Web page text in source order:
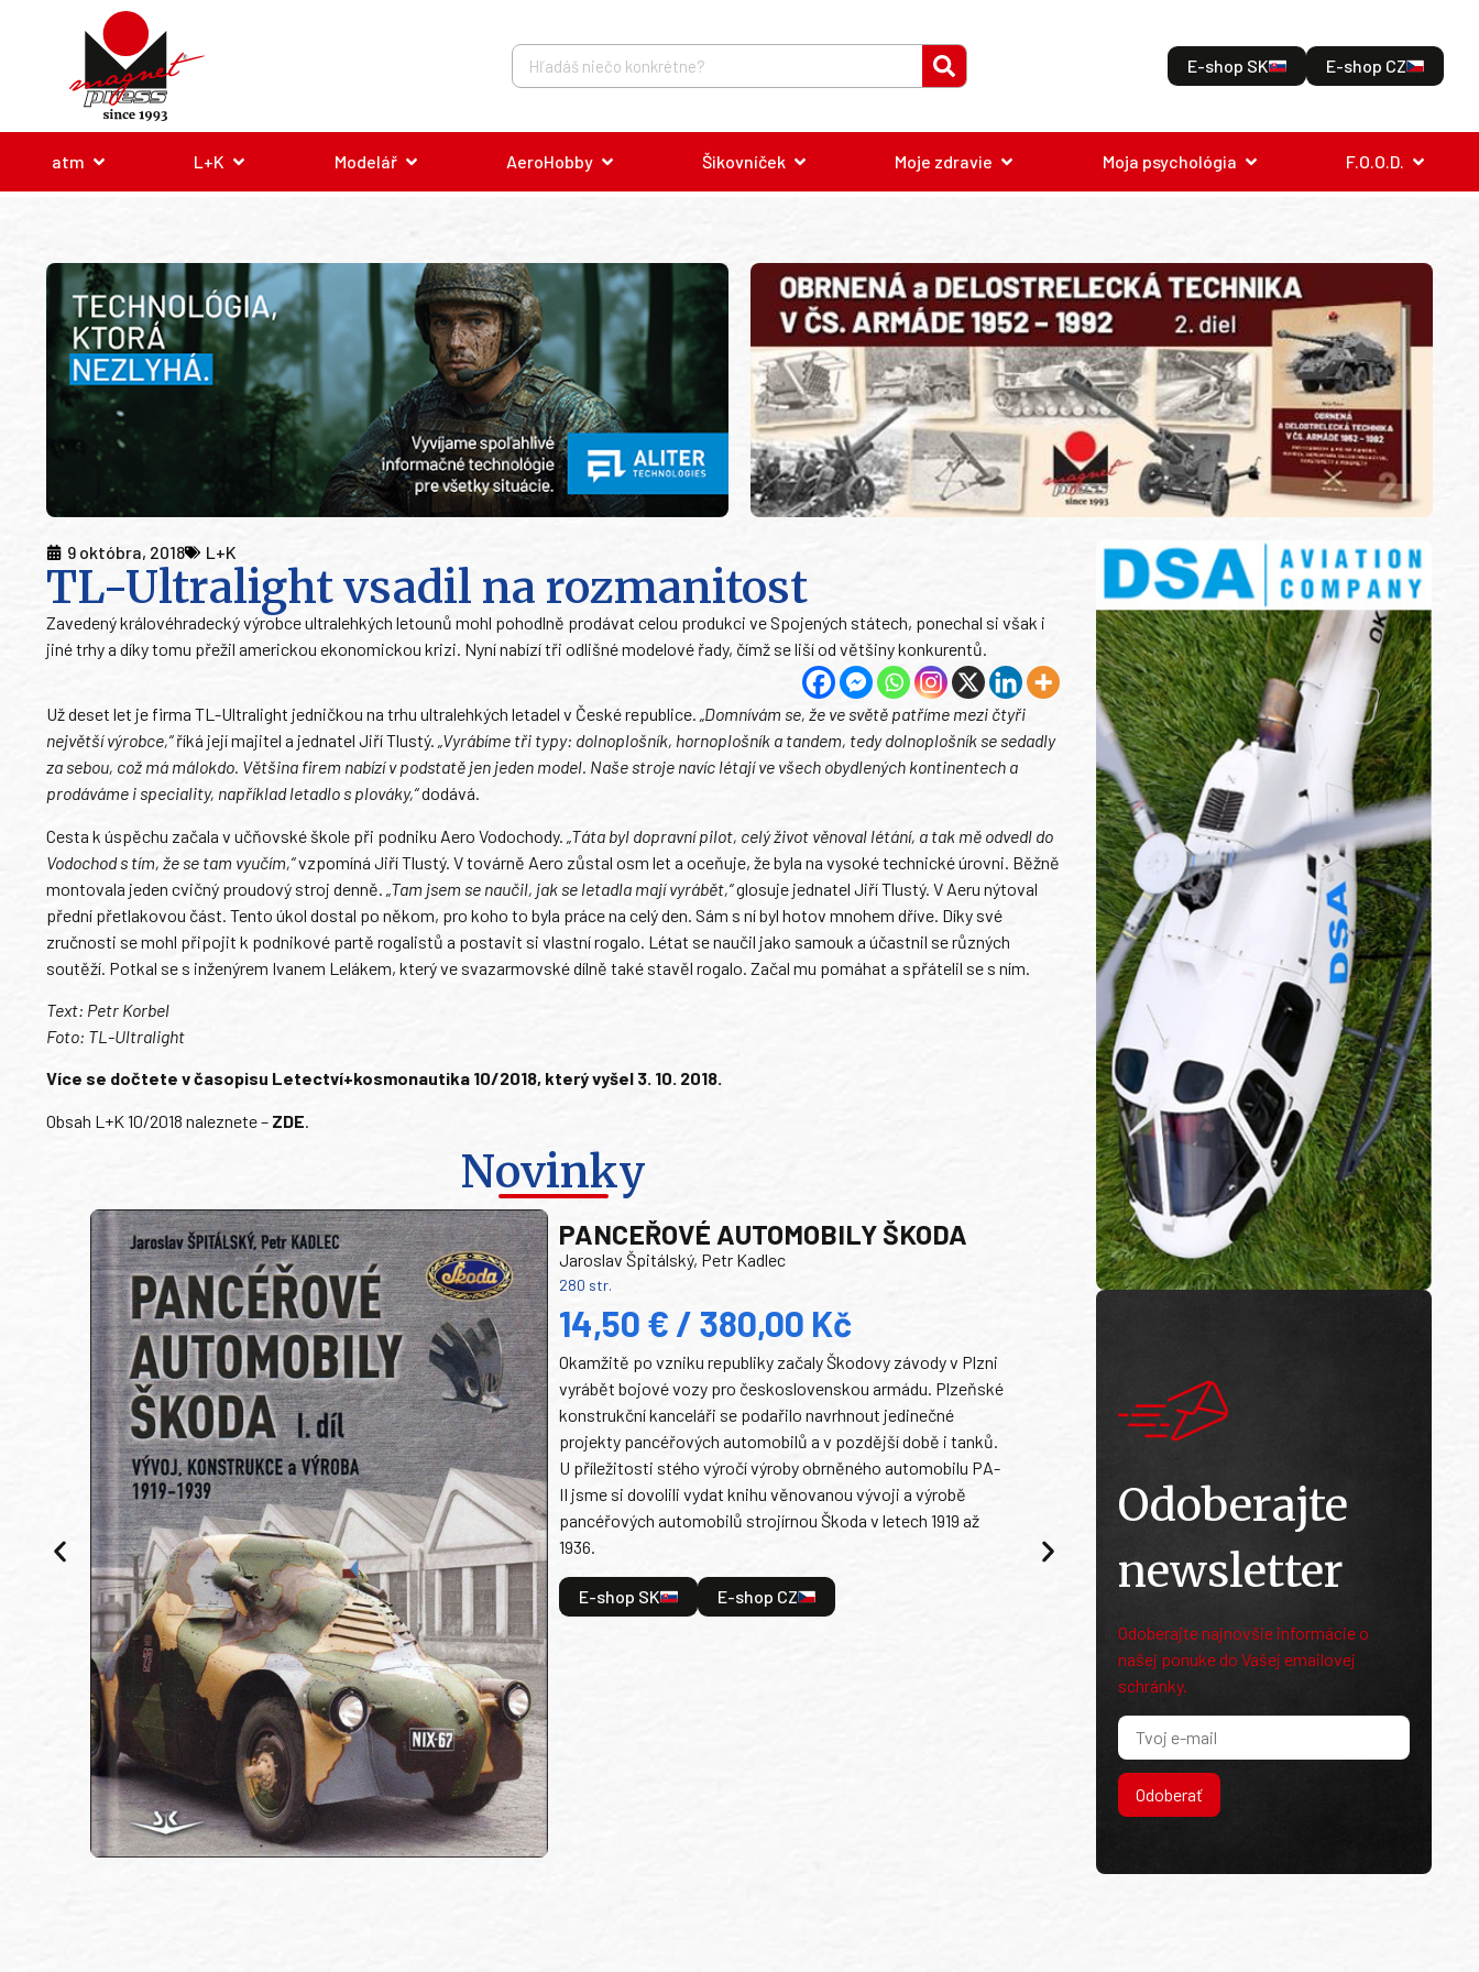
E-shop SK E-shop CZ
atm L+K Modelář AeroHobby Šikovníček Moje zdravie Moja psychológia F.O.O.D.
9 októbra, 2018 L+K
TL-Ultralight vsadil na rozmanitost
Zavedený královéhradecký výrobce ultralehkých letounů mohl pohodlně prodávat celou produkci ve Spojených státech, ponechal si však i
jiné trhy a díky tomu přežil americkou ekonomickou krizi. Nyní nabízí tři odlišné modelové řady, čímž se liší od většiny konkurentů.
Už deset let je firma TL-Ultralight jedničkou na trhu ultralehkých letadel v České republice. „Domnívám se, že ve světě patříme mezi čtyři
největší výrobce,“říká její majitel a jednatel Jiří Tlustý. „Vyrábíme tři typy: dolnoplošník, hornoplošník a tandem, tedy dolnoplošník se sedadly
za sebou, což má málokdo. Většina firem nabízí v podstatě jen jeden model. Naše stroje navíc létají ve všech obydlených kontinentech a
prodáváme i speciality, například letadlo s plováky,“dodává.
Cesta k úspěchu začala v učňovské škole při podniku Aero Vodochody. „Táta byl dopravní pilot, celý život věnoval létání, a tak mě odvedl do
Vodochod s tím, že se tam vyučím,“vzpomíná Jiří Tlustý. V továrně Aero zůstal osm let a oceňuje, že byla na vysoké technické úrovni. Běžně
montovala jeden cvičný proudový stroj denně.
„Tam jsem se naučil, jak se letadla mají vyrábět,“glosuje jednatel Jiří Tlustý. V Aeru nýtoval
přední přetlakovou část. Tento úkol dostal po někom, pro koho to byla práce na celý den. Sám s ní byl hotov mnohem dříve. Díky své
zručnosti se mohl připojit k podnikové partě rogalistů a postavit si vlastní rogalo. Létat se naučil jako samouk a účastnil se různých
soutěží. Potkal se s inženýrem Ivanem Lelákem, který ve svazarmovské dílně také stavěl rogalo. Začal mu pomáhat a spřátelil se s ním.
Text: Petr Korbel
Foto: TL-Ultralight
Více se dočtete v časopisu Letectví+kosmonautika 10/2018, který vyšel 3. 10. 2018.
Obsah L+K 10/2018 naleznete – ZDE
Novinky
PANCEŘOVÉ AUTOMOBILY ŠKODA
Jaroslav Špitálský, Petr Kadlec
280 str.
14,50 € / 380,00 Kč
Okamžitě po vzniku republiky začaly Škodovy závody v Plzni
vyrábět bojové vozy pro československou armádu. Plzeňské
konstrukční kanceláři se podařilo navrhnout jedinečné
projekty pancéřových automobilů a v pozdější době i tanků.
U příležitosti stého výročí výroby obrněného automobilu PA-
II jsme si dovolili vydat knihu věnovanou vývoji a výrobě
pancéřových automobilů strojírnou Škoda v letech 1919 až
1936.
E-shop SK E-shop CZ
Odoberajte
newsletter
Odoberajte najnovšie informácie o
našej ponuke do Vašej emailovej
schránky.
Odoberať